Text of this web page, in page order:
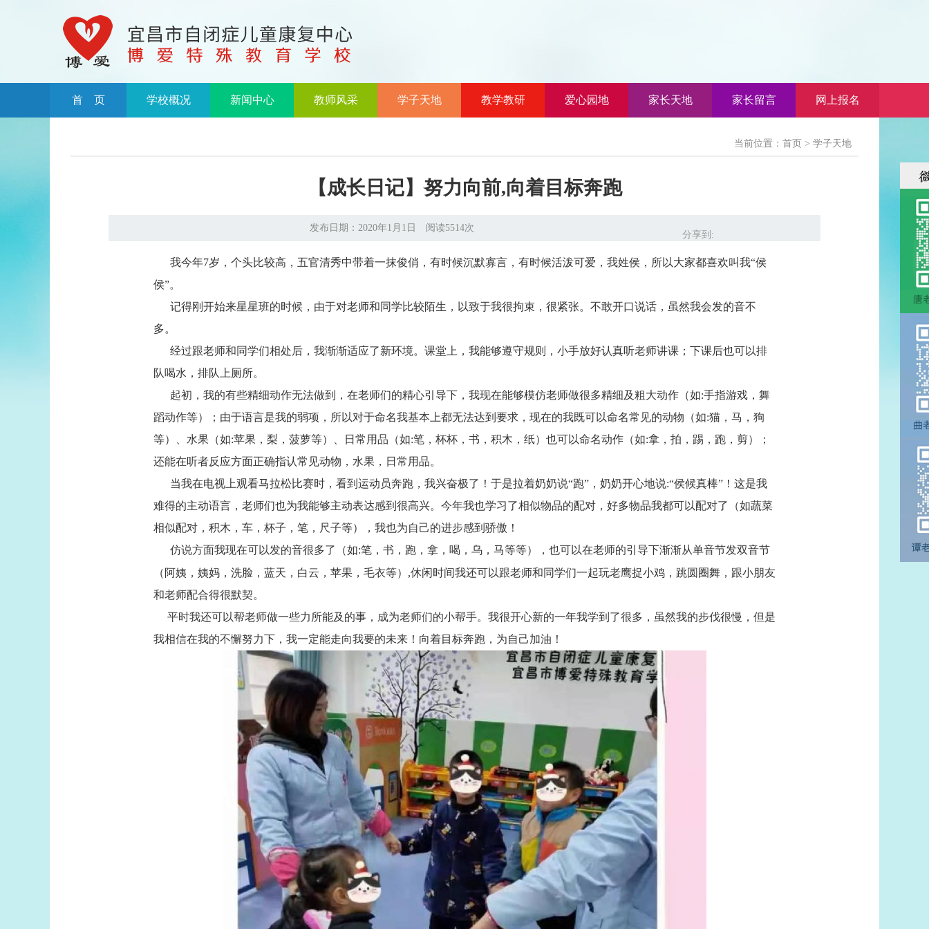
首 页 学校概况 新闻中心 教师风采 学子天地 教学教研 爱心园地 家长天地 家长留言 网上报名
当前位置：首页 > 学子天地
【成长日记】努力向前,向着目标奔跑
发布日期：2020年1月1日 阅读5514次
分享到:
我今年7岁，个头比较高，五官清秀中带着一抹俊俏，有时候沉默寡言，有时候活泼可爱，我姓侯，所以大家都喜欢叫我“侯
侯”。
记得刚开始来星星班的时候，由于对老师和同学比较陌生，以致于我很拘束，很紧张。不敢开口说话，虽然我会发的音不
多。
经过跟老师和同学们相处后，我渐渐适应了新环境。课堂上，我能够遵守规则，小手放好认真听老师讲课；下课后也可以排
队喝水，排队上厕所。
起初，我的有些精细动作无法做到，在老师们的精心引导下，我现在能够模仿老师做很多精细及粗大动作（如:手指游戏，舞
蹈动作等）；由于语言是我的弱项，所以对于命名我基本上都无法达到要求，现在的我既可以命名常见的动物（如:猫，马，狗
等）、水果（如:苹果，梨，菠萝等）、日常用品（如:笔，杯杯，书，积木，纸）也可以命名动作（如:拿，拍，踢，跑，剪）；
还能在听者反应方面正确指认常见动物，水果，日常用品。
当我在电视上观看马拉松比赛时，看到运动员奔跑，我兴奋极了！于是拉着奶奶说“跑”，奶奶开心地说:“侯候真棒”！这是我
难得的主动语言，老师们也为我能够主动表达感到很高兴。今年我也学习了相似物品的配对，好多物品我都可以配对了（如蔬菜
相似配对，积木，车，杯子，笔，尺子等），我也为自己的进步感到骄傲！
仿说方面我现在可以发的音很多了（如:笔，书，跑，拿，喝，乌，马等等），也可以在老师的引导下渐渐从单音节发双音节
（阿姨，姨妈，洗脸，蓝天，白云，苹果，毛衣等）,休闲时间我还可以跟老师和同学们一起玩老鹰捉小鸡，跳圆圈舞，跟小朋友
和老师配合得很默契。
平时我还可以帮老师做一些力所能及的事，成为老师们的小帮手。我很开心新的一年我学到了很多，虽然我的步伐很慢，但是
我相信在我的不懈努力下，我一定能走向我要的未来！向着目标奔跑，为自己加油！